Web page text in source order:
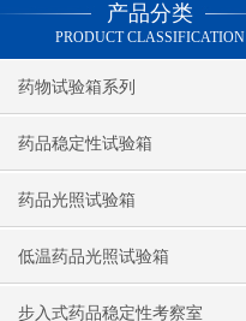
产品分类
PRODUCT CLASSIFICATION
药物试验箱系列
药品稳定性试验箱
药品光照试验箱
低温药品光照试验箱
步入式药品稳定性考察室